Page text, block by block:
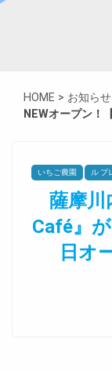
HOME > お知らせ
NEWオープン！
いちご農園 ル プ
薩摩川
Café』
日オ